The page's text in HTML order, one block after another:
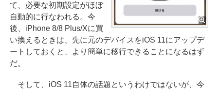
て、必要な初期設定がほぼ
自動的に行なわれる。今
後、iPhone 8/8 Plus/Xに買
い換えるときは、先に元のデバイスをiOS 11にアップデ
ートしておくと、より簡単に移行できることになるはず
だ。
そして、iOS 11自体の話題というわけではないが、今